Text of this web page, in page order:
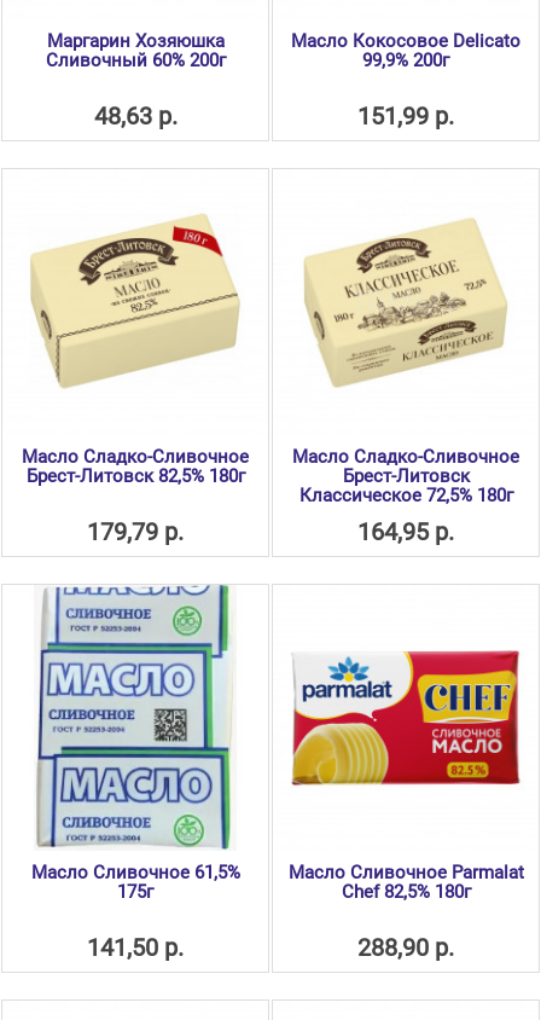
Маргарин Хозяюшка
Сливочный 60% 200г
48,63 р.
Масло Кокосовое Delicato
99,9% 200г
151,99 р.
Масло Сладко-Сливочное
Брест-Литовск 82,5% 180г
179,79 р.
Масло Сладко-Сливочное
Брест-Литовск
Классическое 72,5% 180г
164,95 р.
Масло Сливочное 61,5%
175г
141,50 р.
Масло Сливочное Parmalat
Chef 82,5% 180г
288,90 р.